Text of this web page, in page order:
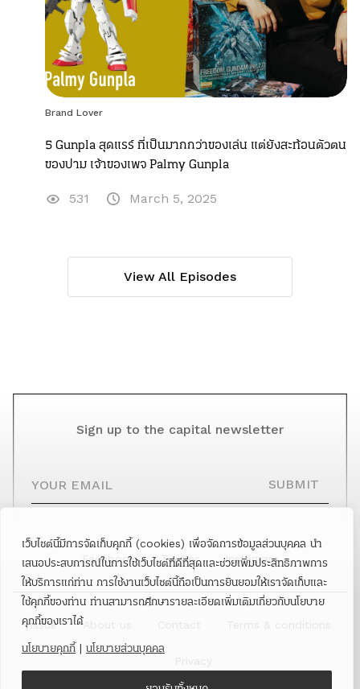
เว็บไซต์นี้มีการจัดเก็บคุกกี้ (cookies) เพื่อจัดการข้อมูลส่วนบุคคล นำ
เสนอประสบการณ์ในการใช้เว็บไซต์ที่ดีที่สุดและช่วยเพิ่มประสิทธิภาพการ
ให้บริการแก่ท่าน การใช้งานเว็บไซต์นี้ถือเป็นการยินยอมให้เราจัดเก็บและ
ใช้คุกกี้ของท่าน ท่านสามารถศึกษารายละเอียดเพิ่มเติมเกี่ยวกับนโยบาย
คุกกี้ของเราได้
นโยบายคุกกี้ | นโยบายส่วนบุคคล
Brand Lover
5 Gunpla สุดแรร์ ที่เป็นมากกว่าของเล่น แต่ยังสะท้อนตัวตน
ของปาม เจ้าของเพจ Palmy Gunpla
531 March 5, 2025
View All Episodes
Sign up to the capital newsletter
SUBMIT
Facebook Twitter Instagram
Issue About us